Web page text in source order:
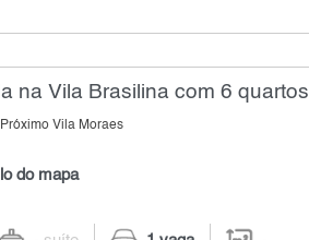
na Vila Brasilina com 6 quartos
Próximo Vila Moraes
do mapa